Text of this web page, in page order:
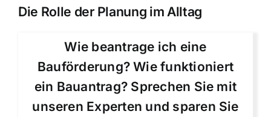
Die Rolle der Planung im Alltag
Wie beantrage ich eine
Bauförderung? Wie funktioniert
ein Bauantrag? Sprechen Sie mit
unseren Experten und sparen Sie